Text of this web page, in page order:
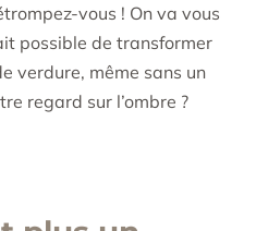
vous ! On va vous
possible de transformer
verdure, même sans un
regard sur l’ombre ?